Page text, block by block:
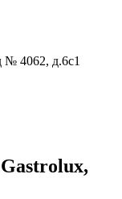
№ 4062, д.6с1